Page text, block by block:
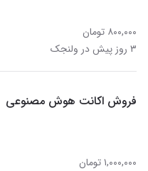
۸۰۰,۰۰۰ تومان
۳ روز پیش در ولنجک
فروش اکانت هوش مصنوعی
۱,۰۰۰,۰۰۰ تومان